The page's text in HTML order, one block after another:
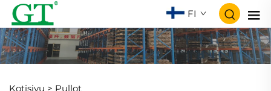
FI
Kotisivu > Pullot